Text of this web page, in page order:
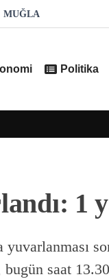
MUĞLA
Politika
1
saat 13.30